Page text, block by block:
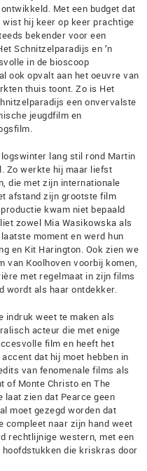
Met een budget dat
hij keer op keer prachtige
bekender voor een
Schnitzelparadijs en ’n
in de bioscoop
ook opvalt aan het oeuvre van
thuis toont. Zo is Het
een onvervalste
jeugdfilm en
lang stil rond Martin
Zo werkte hij maar liefst
die met zijn internationale
afstand zijn grootste film
kwam niet bepaald
zowel Mia Wasikowska als
moment en werd hun
en Kit Harington. Ook zien we
van Koolhoven voorbij komen,
met regelmaat in zijn films
wordt als haar ontdekker.
indruk weet te maken als
acteur die met enige
film en heeft het
dat hij moet hebben in
van fenomenale films als
of Monte Christo en The
zien dat Pearce geen
moet gezegd worden dat
compleet naar zijn hand weet
rechtlijnige western, met een
die kriskras door